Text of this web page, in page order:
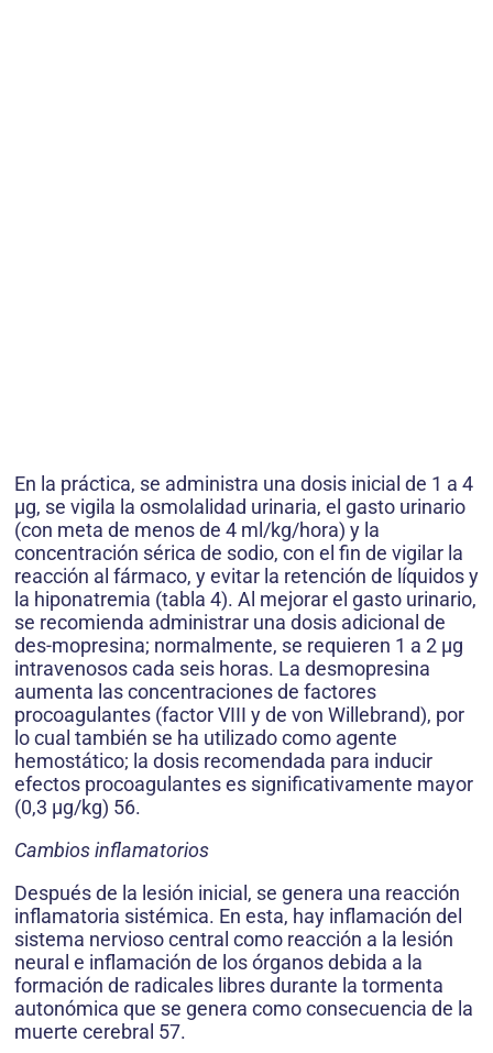
En la práctica, se administra una dosis inicial de 1 a 4
μg, se vigila la osmolalidad urinaria, el gasto urinario
(con meta de menos de 4 ml/kg/hora) y la
concentración sérica de sodio, con el fin de vigilar la
reacción al fármaco, y evitar la retención de líquidos y
la hiponatremia (tabla 4). Al mejorar el gasto urinario,
se recomienda administrar una dosis adicional de
des-mopresina; normalmente, se requieren 1 a 2 μg
intravenosos cada seis horas. La desmopresina
aumenta las concentraciones de factores
procoagulantes (factor VIII y de von Willebrand), por
lo cual también se ha utilizado como agente
hemostático; la dosis recomendada para inducir
efectos procoagulantes es significativamente mayor
(0,3 μg/kg) 56.
Cambios inflamatorios
Después de la lesión inicial, se genera una reacción
inflamatoria sistémica. En esta, hay inflamación del
sistema nervioso central como reacción a la lesión
neural e inflamación de los órganos debida a la
formación de radicales libres durante la tormenta
autonómica que se genera como consecuencia de la
muerte cerebral 57.